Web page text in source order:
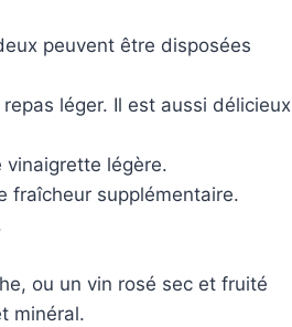
peuvent être disposées
léger. Il est aussi délicieux
vinaigrette légère.
fraîcheur supplémentaire.
ou un vin rosé sec et fruité
minéral.